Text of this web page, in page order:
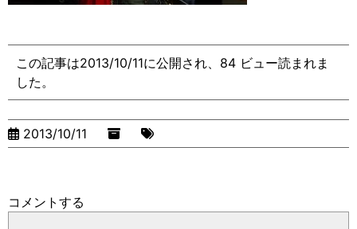
この記事は2013/10/11に公開され、84 ビュー読まれま
した。
2013/10/11
コメントする